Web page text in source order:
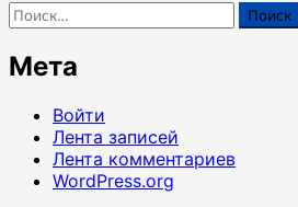
Найти:
Мета
Войти
Лента записей
Лента комментариев
WordPress.org